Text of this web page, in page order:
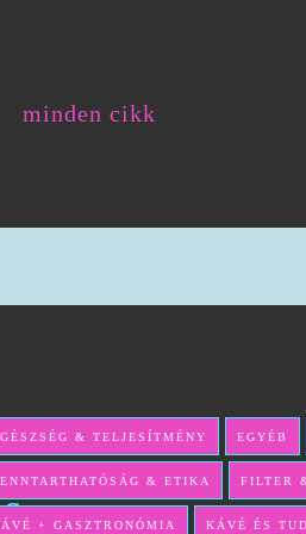
minden cikk
& TELJESÍTMÉNY EGYÉB
& ETIKA FILTER
+ GASZTRONÓMIA KÁVÉ ÉS